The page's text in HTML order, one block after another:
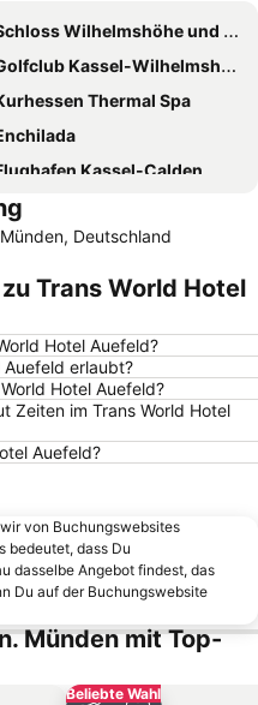
Wilhelmshöhe und Schlosspark
Kassel-Wilhelmshöhe
Thermal Spa
Kassel-Calden
Frühjahrsausstellung
Weser-Therme Bad Karlshafen
Deutschland
Trans World Hotel
Hotel Auefeld?
Auefeld erlaubt?
Hotel Auefeld?
Zeiten im Trans World Hotel
Auefeld?
von Buchungswebsites
bedeutet, dass Du
dasselbe Angebot findest, das
Du auf der Buchungswebsite
Münden mit Top-
Beliebte Wahl